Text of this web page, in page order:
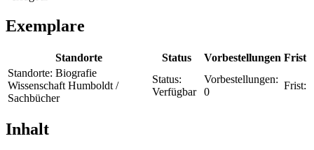
Exemplare
Standorte Status Vorbestellungen Frist
Standorte: Biografie
Wissenschaft Humboldt /
Sachbücher
Status:
Verfügbar
Vorbestellungen:
0
Frist:
Inhalt